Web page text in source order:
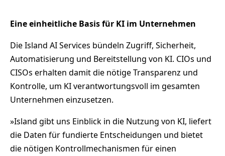
Eine einheitliche Basis für KI im Unternehmen
Die Island AI Services bündeln Zugriff, Sicherheit,
Automatisierung und Bereitstellung von KI. CIOs und
CISOs erhalten damit die nötige Transparenz und
Kontrolle, um KI verantwortungsvoll im gesamten
Unternehmen einzusetzen.
»Island gibt uns Einblick in die Nutzung von KI, liefert
die Daten für fundierte Entscheidungen und bietet
die nötigen Kontrollmechanismen für einen